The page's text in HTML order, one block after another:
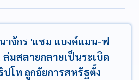
าจักร 'แซม แบงค์แมน-ฟ
ล่มสลายกลายเป็นระเบิด
ปโท ถูกอัยการสหรัฐตั้ง